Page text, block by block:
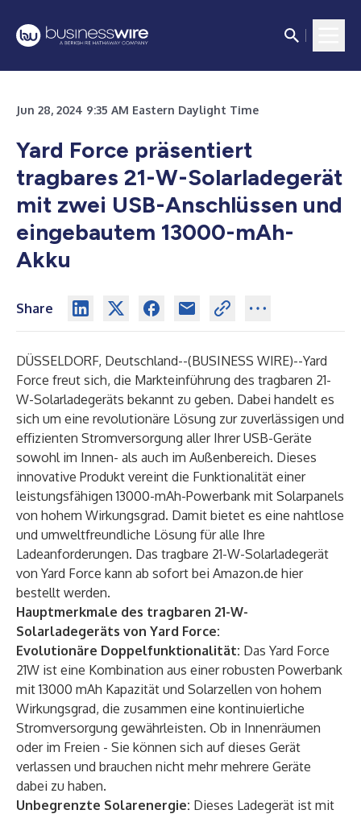
Jun 28, 2024 9:35 AM Eastern Daylight Time
Yard Force präsentiert
tragbares 21-W-Solarladegerät
mit zwei USB-Anschlüssen und
eingebautem 13000-mAh-
Akku
Share
DÜSSELDORF, Deutschland--(BUSINESS WIRE)--Yard
Force freut sich, die Markteinführung des tragbaren 21-
W-Solarladegeräts bekannt zu geben. Dabei handelt es
sich um eine revolutionäre Lösung zur zuverlässigen und
effizienten Stromversorgung aller Ihrer USB-Geräte
sowohl im Innen- als auch im Außenbereich. Dieses
innovative Produkt vereint die Funktionalität einer
leistungsfähigen 13000-mAh-Powerbank mit Solarpanels
von hohem Wirkungsgrad. Damit bietet es eine nahtlose
und umweltfreundliche Lösung für alle Ihre
Ladeanforderungen. Das tragbare 21-W-Solarladegerät
von Yard Force kann ab sofort bei Amazon.de hier
bestellt werden.
Hauptmerkmale des tragbaren 21-W-
Solarladegeräts von Yard Force:
Evolutionäre Doppelfunktionalität: Das Yard Force
21W ist eine Kombination aus einer robusten Powerbank
mit 13000 mAh Kapazität und Solarzellen von hohem
Wirkungsgrad, die zusammen eine kontinuierliche
Stromversorgung gewährleisten. Ob in Innenräumen
oder im Freien - Sie können sich auf dieses Gerät
verlassen und brauchen nicht mehr mehrere Geräte
dabei zu haben.
Unbegrenzte Solarenergie: Dieses Ladegerät ist mit